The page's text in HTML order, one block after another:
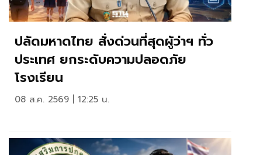
ปลัดมหาดไทย สั่งด่วนที่สุดผู้ว่าฯ ทั่ว
ประเทศ ยกระดับความปลอดภัย
โรงเรียน
08 ส.ค. 2569 | 12:25 น.